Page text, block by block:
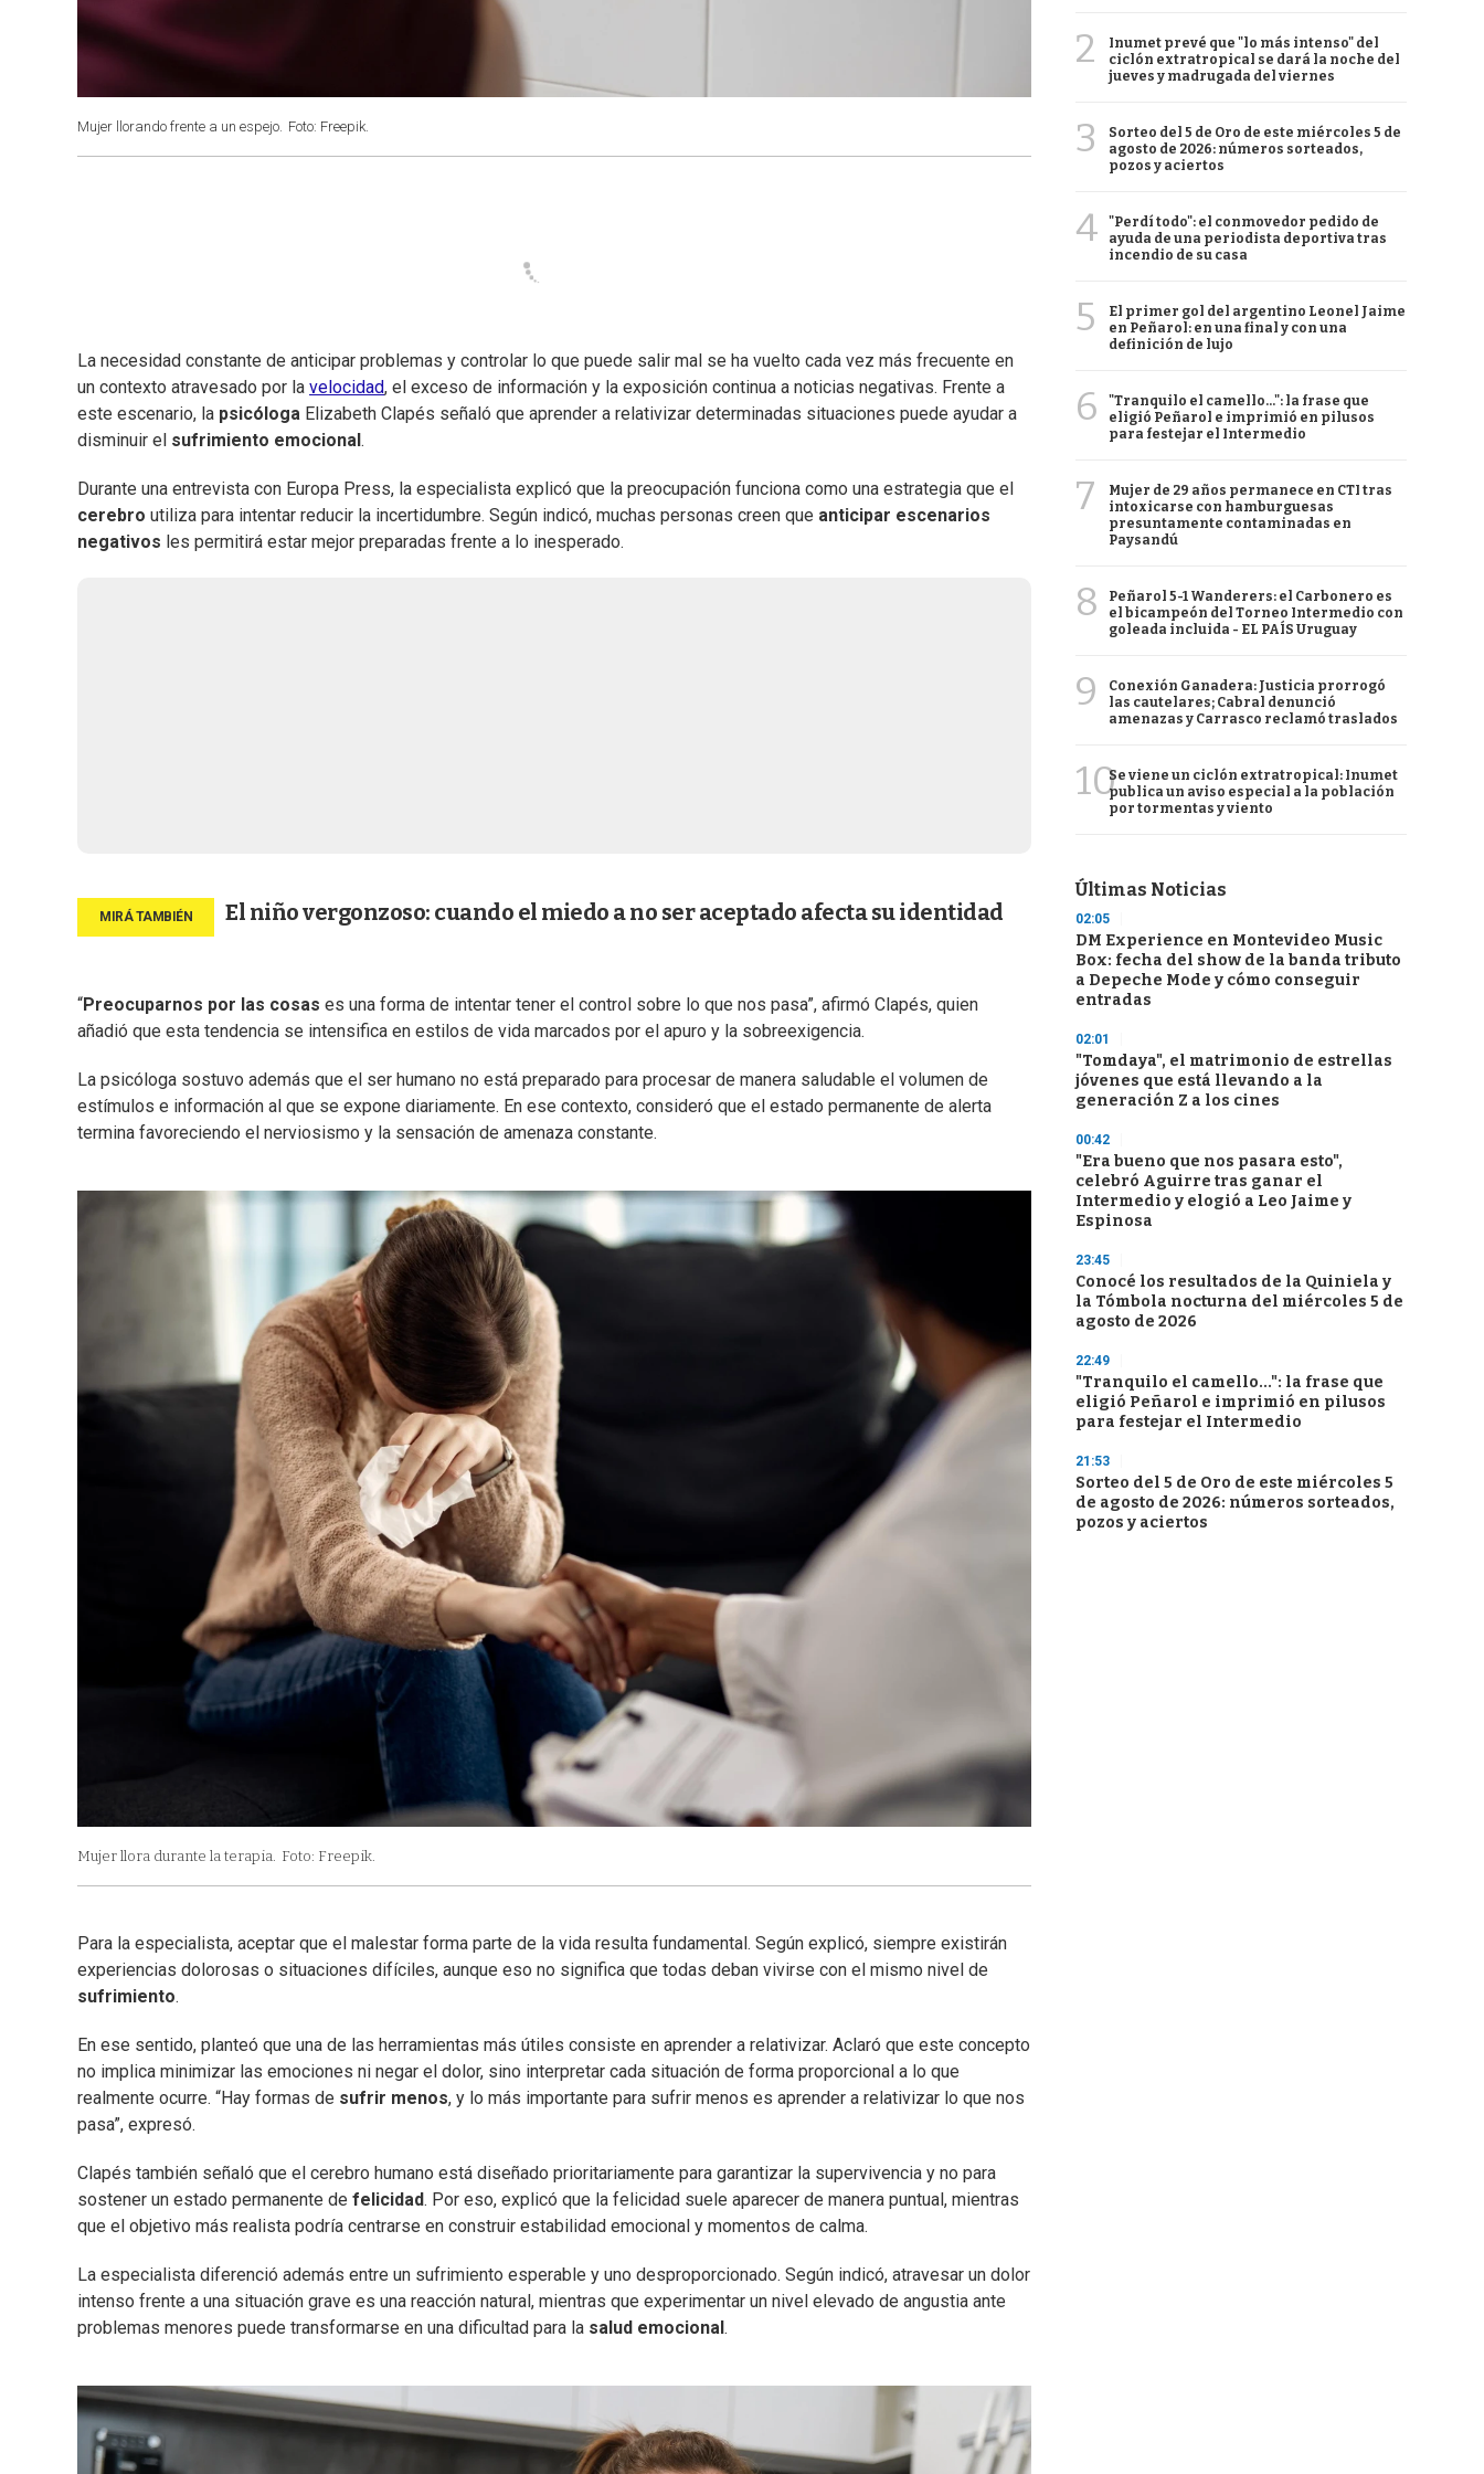
Mujer llorando frente a un espejo. Foto: Freepik.
La necesidad constante de anticipar problemas y controlar lo que puede salir mal se ha vuelto cada vez más frecuente en
un contexto atravesado por la velocidad, el exceso de información y la exposición continua a noticias negativas. Frente a
este escenario, la psicóloga Elizabeth Clapés señaló que aprender a relativizar determinadas situaciones puede ayudar a
disminuir el sufrimiento emocional .
Durante una entrevista con Europa Press, la especialista explicó que la preocupación funciona como una estrategia que el
cerebro utiliza para intentar reducir la incertidumbre. Según indicó, muchas personas creen que anticipar escenarios
negativos les permitirá estar mejor preparadas frente a lo inesperado.
El niño vergonzoso: cuando el miedo a no ser aceptado afecta su identidad
“Preocuparnos por las cosas es una forma de intentar tener el control sobre lo que nos pasa”, afirmó Clapés, quien
añadió que esta tendencia se intensifica en estilos de vida marcados por el apuro y la sobreexigencia.
La psicóloga sostuvo además que el ser humano no está preparado para procesar de manera saludable el volumen de
estímulos e información al que se expone diariamente. En ese contexto, consideró que el estado permanente de alerta
termina favoreciendo el nerviosismo y la sensación de amenaza constante.
Mujer llora durante la terapia. Foto: Freepik.
Para la especialista, aceptar que el malestar forma parte de la vida resulta fundamental. Según explicó, siempre existirán
experiencias dolorosas o situaciones difíciles, aunque eso no significa que todas deban vivirse con el mismo nivel de
sufrimiento.
En ese sentido, planteó que una de las herramientas más útiles consiste en aprender a relativizar. Aclaró que este concepto
no implica minimizar las emociones ni negar el dolor, sino interpretar cada situación de forma proporcional a lo que
realmente ocurre. “Hay formas de sufrir menos, y lo más importante para sufrir menos es aprender a relativizar lo que nos
pasa”, expresó.
Clapés también señaló que el cerebro humano está diseñado prioritariamente para garantizar la supervivencia y no para
sostener un estado permanente de felicidad. Por eso, explicó que la felicidad suele aparecer de manera puntual, mientras
que el objetivo más realista podría centrarse en construir estabilidad emocional y momentos de calma.
La especialista diferenció además entre un sufrimiento esperable y uno desproporcionado. Según indicó, atravesar un dolor
intenso frente a una situación grave es una reacción natural, mientras que experimentar un nivel elevado de angustia ante
problemas menores puede transformarse en una dificultad para la salud emocional .
2
Inumet prevé que "lo más intenso" del
ciclón extratropical se dará la noche del
jueves y madrugada del viernes
3
Sorteo del 5 de Oro de este miércoles 5 de
agosto de 2026: números sorteados,
pozos y aciertos
4
"Perdí todo": el conmovedor pedido de
ayuda de una periodista deportiva tras
incendio de su casa
5
El primer gol del argentino Leonel Jaime
en Peñarol: en una final y con una
definición de lujo
6
"Tranquilo el camello...": la frase que
eligió Peñarol e imprimió en pilusos
para festejar el Intermedio
7
Mujer de 29 años permanece en CTI tras
intoxicarse con hamburguesas
presuntamente contaminadas en
Paysandú
8
Peñarol 5-1 Wanderers: el Carbonero es
el bicampeón del Torneo Intermedio con
goleada incluida - EL PAÍS Uruguay
9
Conexión Ganadera: Justicia prorrogó
las cautelares; Cabral denunció
amenazas y Carrasco reclamó traslados
10Se viene un ciclón extratropical: Inumet
publica un aviso especial a la población
por tormentas y viento
Últimas Noticias
02:05
DM Experience en Montevideo Music
Box: fecha del show de la banda tributo
a Depeche Mode y cómo conseguir
entradas
02:01
"Tomdaya", el matrimonio de estrellas
jóvenes que está llevando a la
generación Z a los cines
00:42
"Era bueno que nos pasara esto",
celebró Aguirre tras ganar el
Intermedio y elogió a Leo Jaime y
Espinosa
23:45
Conocé los resultados de la Quiniela y
la Tómbola nocturna del miércoles 5 de
agosto de 2026
22:49
"Tranquilo el camello...": la frase que
eligió Peñarol e imprimió en pilusos
para festejar el Intermedio
21:53
Sorteo del 5 de Oro de este miércoles 5
de agosto de 2026: números sorteados,
pozos y aciertos